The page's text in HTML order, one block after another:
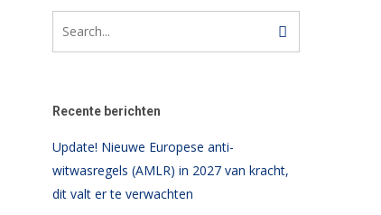
Recente berichten
Update! Nieuwe Europese anti-
witwasregels (AMLR) in 2027 van kracht,
dit valt er te verwachten